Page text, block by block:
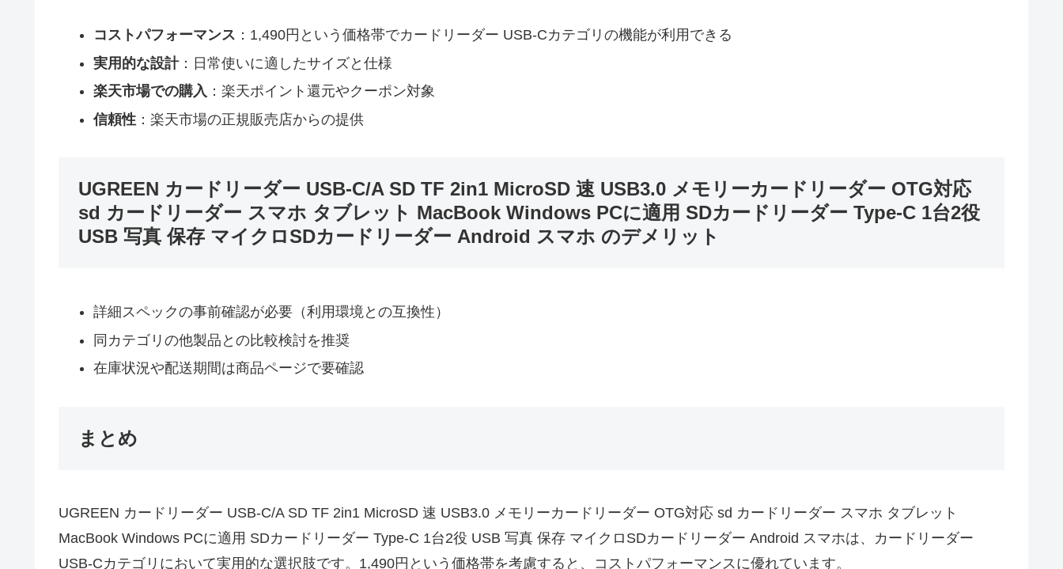
コストパフォーマンス ：1,490円という価格帯でカードリーダー USB-Cカテゴリの機能が利用できる
実用的な設計：日常使いに適したサイズと仕様
楽天市場での購入 ：楽天ポイント還元やクーポン対象
信頼性：楽天市場の正規販売店からの提供
UGREEN カードリーダー USB-C/A SD TF 2in1 MicroSD 速 USB3.0 メモリーカードリーダー OTG対応
sd カードリーダー スマホ タブレット MacBook Windows PCに適用 SDカードリーダー Type-C 1台2役
USB 写真 保存 マイクロSDカードリーダー Android スマホ のデメリット
詳細スペックの事前確認が必要（利用環境との互換性）
同カテゴリの他製品との比較検討を推奨
在庫状況や配送期間は商品ページで要確認
まとめ
UGREEN カードリーダー USB-C/A SD TF 2in1 MicroSD 速 USB3.0 メモリーカードリーダー OTG対応 sd カードリーダー スマホ タブレット
MacBook Windows PCに適用 SDカードリーダー Type-C 1台2役 USB 写真 保存 マイクロSDカードリーダー Android スマホは、カードリーダー
USB-Cカテゴリにおいて実用的な選択肢です。1,490円という価格帯を考慮すると、コストパフォーマンスに優れています。